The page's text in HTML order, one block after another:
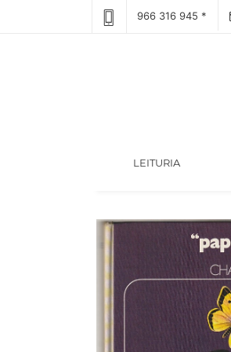
966 316 945 *
LEITURIA(CURRENT)